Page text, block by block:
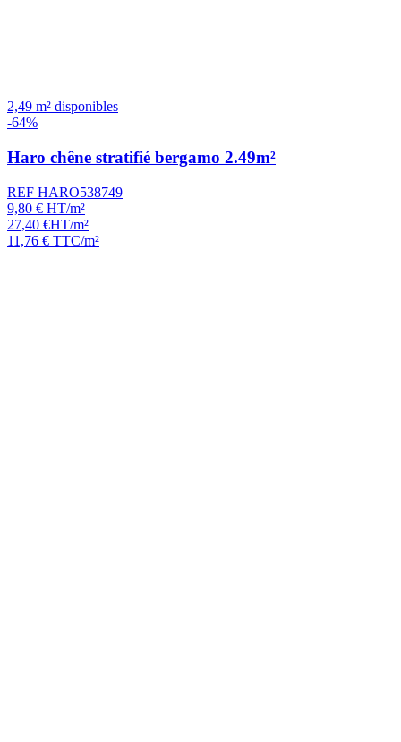
2,49 m² disponibles
-64%
Haro chêne stratifié bergamo 2.49m²
REF HARO538749
9,80 € HT/m²
27,40 €HT/m²
11,76 € TTC/m²